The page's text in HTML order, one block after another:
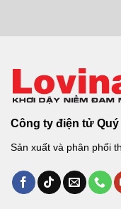
Công ty điện tử Quý
Sản xuất và phân phối